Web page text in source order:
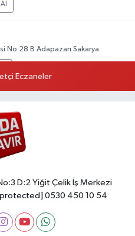
No:28 B Adapazarı Sakarya
No:31 16 Adapazarı Sakarya
Al
Eczaneler
D:2 Yiğit Çelik İş Merkezi
protected] 0530 450 10 54